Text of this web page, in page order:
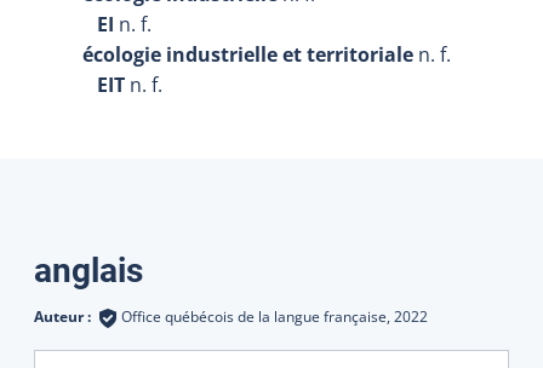
EI n. f.
écologie industrielle et territoriale n. f.
EIT n. f.
Traductions
anglais
Auteur : Office québécois de la langue française, 2022